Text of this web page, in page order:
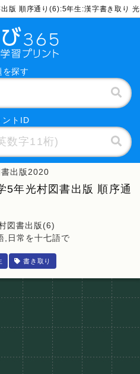
版 順序通り(6):5年生:漢字書き取り
を探す
ントID
出版2020
5年光村図書出版 順序通
図書出版(6)
,日常を十七語で
書き取り